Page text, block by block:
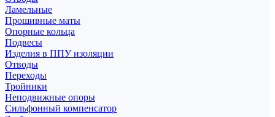
Ламельные
Прошивные маты
Опорные кольца
Подвесы
Изделия в ППУ изоляции
Отводы
Переходы
Тройники
Неподвижные опоры
Cильфонный компенсатор